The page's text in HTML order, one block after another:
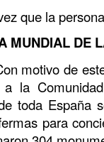
que la
MUNDIAL DE
motivo de
la
toda España
para